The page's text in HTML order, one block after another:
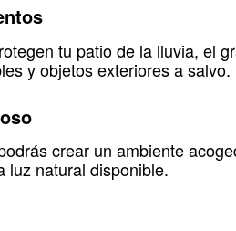
tu patio de la lluvia, el
y objetos exteriores a salvo.
crear un ambiente
luz natural disponible.